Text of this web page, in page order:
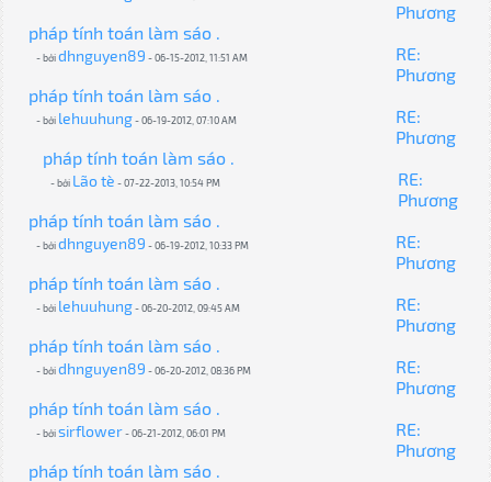
Phương
pháp tính toán làm sáo .
- bởidhnguyen89 - 06-15-2012, 11:51 AM
RE:
Phương
pháp tính toán làm sáo .
- bởi lehuuhung- 06-19-2012, 07:10 AM
RE:
Phương
pháp tính toán làm sáo .
- bởi Lão tè - 07-22-2013, 10:54 PM
RE:
Phương
pháp tính toán làm sáo .
- bởidhnguyen89 - 06-19-2012, 10:33 PM
RE:
Phương
pháp tính toán làm sáo .
- bởi lehuuhung- 06-20-2012, 09:45 AM
RE:
Phương
pháp tính toán làm sáo .
- bởidhnguyen89 - 06-20-2012, 08:36 PM
RE:
Phương
pháp tính toán làm sáo .
- bởisirflower- 06-21-2012, 06:01 PM
RE:
Phương
pháp tính toán làm sáo .